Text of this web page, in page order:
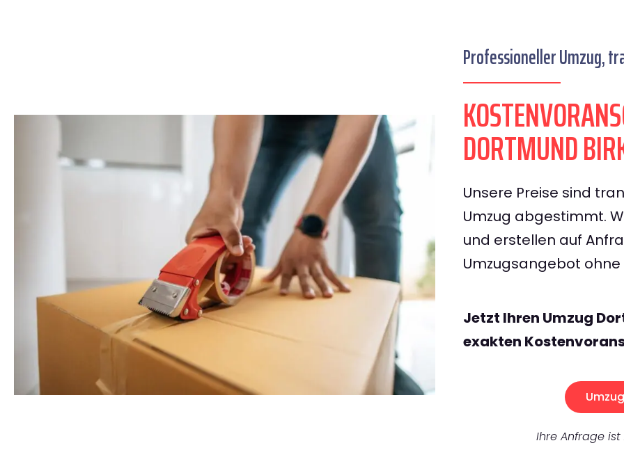
Professioneller Umzug,
DORTMUND
Unsere Preise sind
Umzug abgestimmt.
und erstellen auf
Umzugsangebot
Jetzt Ihren Umzug
exakten
Ihre Anfrage ist